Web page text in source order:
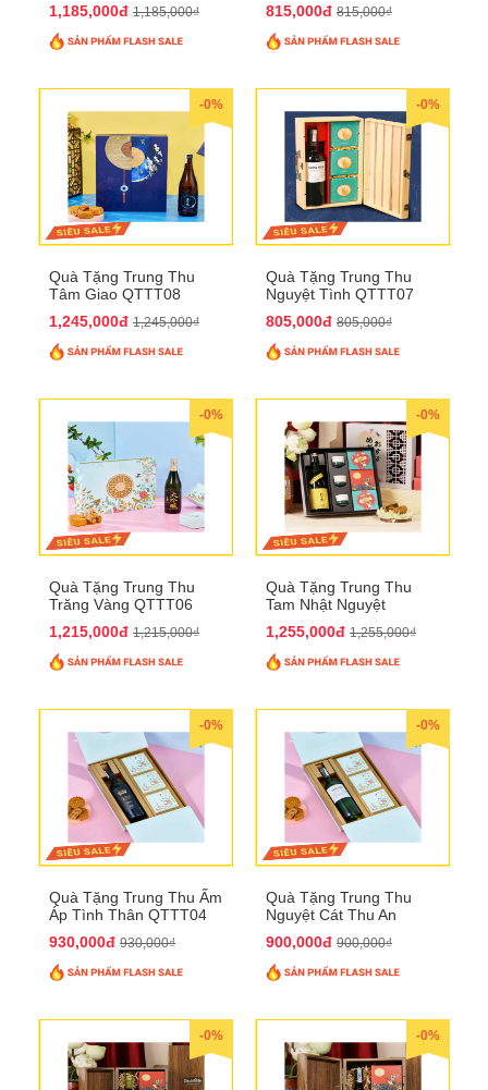
1,185,000đ 1,185,000₫ 815,000đ 815,000₫
-0%
Quà Tặng Trung Thu
Tâm Giao QTTT08
1,245,000đ 1,245,000₫
-0%
Quà Tặng Trung Thu
Nguyệt Tình QTTT07
805,000đ 805,000₫
-0%
Quà Tặng Trung Thu
Trăng Vàng QTTT06
1,215,000đ 1,215,000₫
-0%
Quà Tặng Trung Thu
Tam Nhật Nguyệt
1,255,000đ 1,255,000₫
-0%
Quà Tặng Trung Thu Ấm
Áp Tình Thân QTTT04
930,000đ 930,000₫
-0%
Quà Tặng Trung Thu
Nguyệt Cát Thu An
900,000đ 900,000₫
-0% -0%